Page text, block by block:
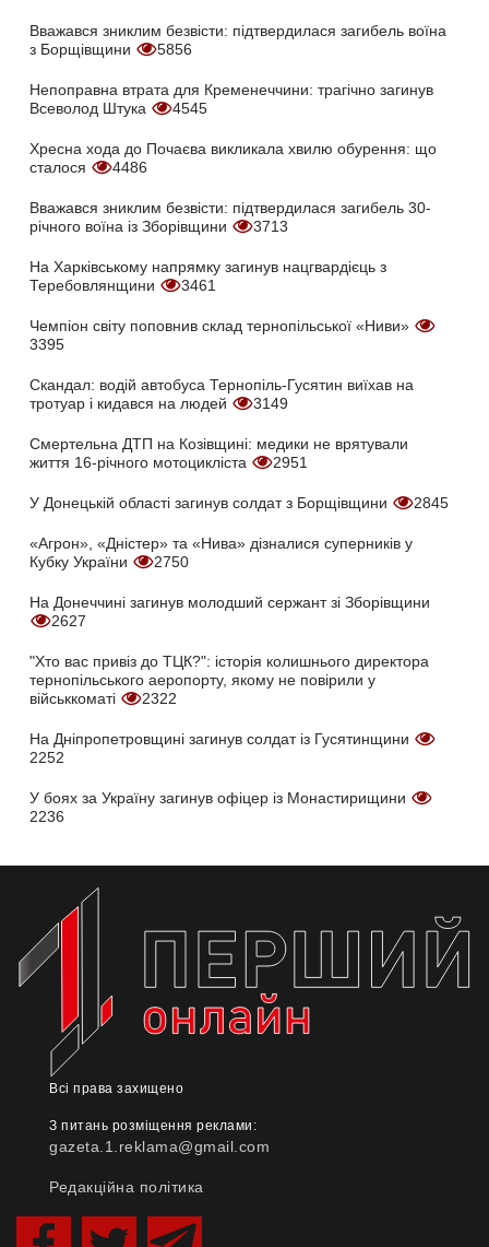
Вважався зниклим безвісти: підтвердилася загибель воїна
з Борщівщини
5856
Непоправна втрата для Кременеччини: трагічно загинув
Всеволод Штука
4545
Хресна хода до Почаєва викликала хвилю обурення: що
сталося
4486
Вважався зниклим безвісти: підтвердилася загибель 30-
річного воїна із Зборівщини
3713
На Харківському напрямку загинув нацгвардієць з
Теребовлянщини
3461
Чемпіон світу поповнив склад тернопільської «Ниви»
3395
Скандал: водій автобуса Тернопіль-Гусятин виїхав на
тротуар і кидався на людей
3149
Смертельна ДТП на Козівщині: медики не врятували
життя 16-річного мотоцикліста
2951
У Донецькій області загинув солдат з Борщівщини 2845
«Агрон», «Дністер» та «Нива» дізналися суперників у
Кубку України
2750
На Донеччині загинув молодший сержант зі Зборівщини
2627
"Хто вас привіз до ТЦК?": історія колишнього директора
тернопільського аеропорту, якому не повірили у
військкоматі
2322
На Дніпропетровщині загинув солдат із Гусятинщини
2252
У боях за Україну загинув офіцер із Монастирищини
2236
Всі права захищено
З питань розміщення реклами:
gazeta.1.reklama@gmail.com
Редакційна політика